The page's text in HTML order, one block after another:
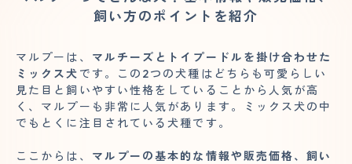
飼い方のポイントを紹介
マルプーは、 マルチーズとトイプードルを掛け合わせた
ミックス犬 です。この2つの犬種はどちらも可愛らしい
見た目と飼いやすい性格をしていることから人気が高
く、マルプーも非常に人気があります。ミックス犬の中
でもとくに注目されている犬種です。
ここからは、 マルプーの基本的な情報や販売価格、飼い